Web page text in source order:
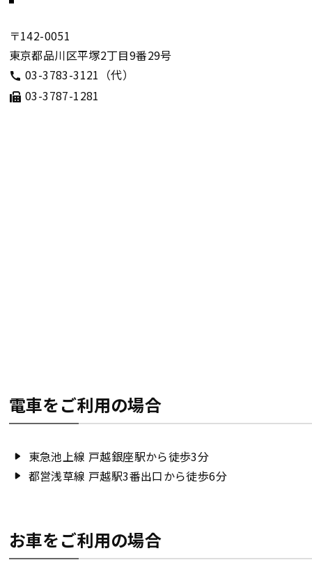
〒142-0051
東京都品川区平塚2丁目9番29号
03-3783-3121（代）
03-3787-1281
電車をご利用の場合
東急池上線 戸越銀座駅から徒歩3分
都営浅草線 戸越駅3番出口から徒歩6分
お車をご利用の場合